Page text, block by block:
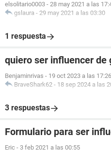
elsolitario0003 - 28 may 2021 a las
gslaura - 29 may 2021 a las 03:30
1 respuesta
quiero ser influencer de
Benjaminrivas - 19 oct 2023 a las 17:26
BraveShark62 - 18 sep 2024 a las
3 respuestas
Formulario para ser
Eric - 3 feb 2021 a las 00:55